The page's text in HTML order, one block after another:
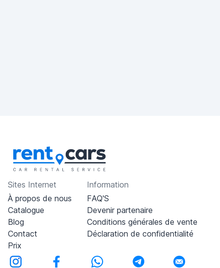
Sites Internet
À propos de nous
Catalogue
Blog
Contact
Prix
Information
FAQ'S
Devenir partenaire
Conditions générales de vente
Déclaration de confidentialité